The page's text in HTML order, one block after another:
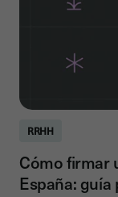
RRHH
Cómo firmar
España: guía